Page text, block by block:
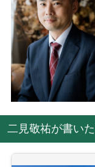
二見敬祐が書い